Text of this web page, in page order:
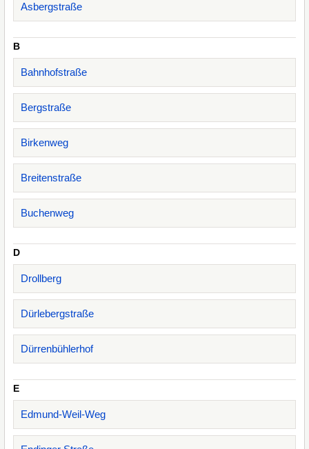
Asbergstraße
B
Bahnhofstraße
Bergstraße
Birkenweg
Breitenstraße
Buchenweg
D
Drollberg
Dürlebergstraße
Dürrenbühlerhof
E
Edmund-Weil-Weg